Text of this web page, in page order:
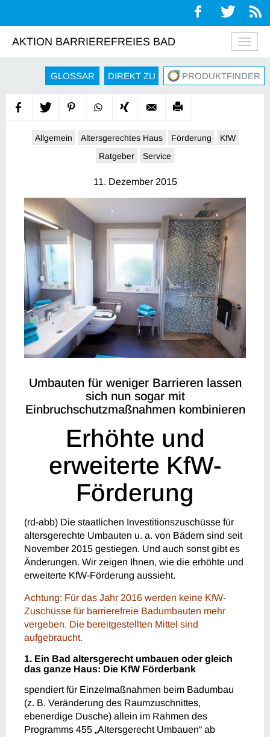
AKTION BARRIEREFREIES BAD
GLOSSAR DIREKT ZU PRODUKTFINDER
Allgemein Altersgerechtes Haus Förderung
KfW
Ratgeber
Service
11. Dezember 2015
Umbauten für weniger Barrieren lassen
sich nun sogar mit
Einbruchschutzmaßnahmen kombinieren
Erhöhte und
erweiterte KfW-
Förderung
(rd-abb) Die staatlichen Investitionszuschüsse für
altersgerechte Umbauten u. a. von Bädern sind seit
November 2015 gestiegen. Und auch sonst gibt es
Änderungen. Wir zeigen Ihnen, wie die erhöhte und
erweiterte KfW-Förderung aussieht.
Achtung: Für das Jahr 2016 werden keine KfW-
Zuschüsse für barrierefreie Badumbauten mehr
vergeben. Die bereitgestellten Mittel sind
aufgebraucht.
1. Ein Bad altersgerecht umbauen oder gleich
das ganze Haus: Die KfW Förderbank
spendiert für Einzelmaßnahmen beim Badumbau
(z. B. Veränderung des Raumzuschnittes,
ebenerdige Dusche) allein im Rahmen des
Programms 455 „Altersgerecht Umbauen“ ab